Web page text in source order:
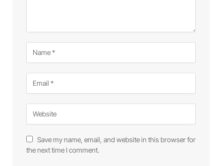
Save my name, email, and website in this browser for
the next time I comment.